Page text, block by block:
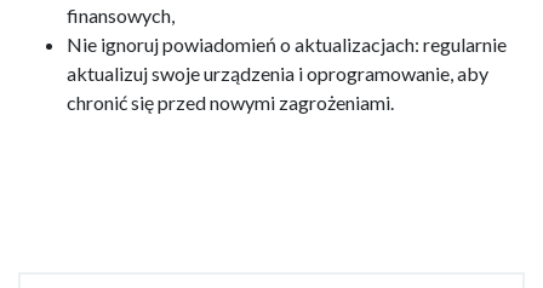
finansowych,
Nie ignoruj powiadomień o aktualizacjach: regularnie
aktualizuj swoje urządzenia i oprogramowanie, aby
chronić się przed nowymi zagrożeniami.